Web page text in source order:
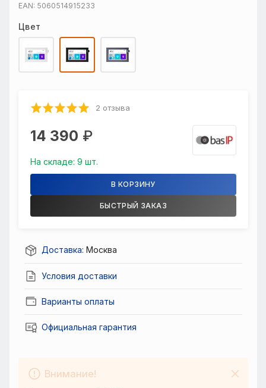
EAN: 5060514915233
Цвет
2 отзыва
14 390 ₽
На складе: 9 шт.
В КОРЗИНУ
БЫСТРЫЙ ЗАКАЗ
Доставка: Москва
Условия доставки
Варианты оплаты
Официальная гарантия
Внимание!